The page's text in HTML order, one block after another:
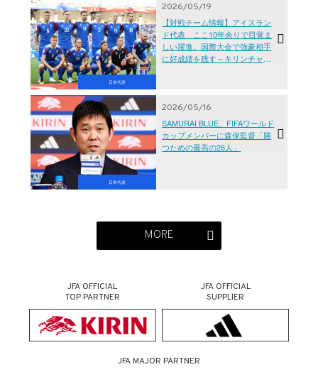
日本代表
2026/05/19
【対戦チーム情報】アイスラン
ド代表 ここ10年余りで目覚ま
しい躍進。国際大会で強豪相手
に好成績を残す～キリンチャレ
日本代表
2026/05/16
SAMURAI BLUE、FIFAワールド
カップメンバーに森保監督「勝
つための最高の26人」
MORE
JFA OFFICIAL
TOP PARTNER
JFA OFFICIAL
SUPPLIER
JFA MAJOR PARTNER